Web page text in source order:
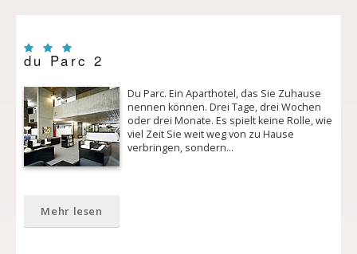
du Parc 2
Du Parc. Ein Aparthotel, das Sie Zuhause
nennen können. Drei Tage, drei Wochen
oder drei Monate. Es spielt keine Rolle, wie
viel Zeit Sie weit weg von zu Hause
verbringen, sondern…
Mehr lesen